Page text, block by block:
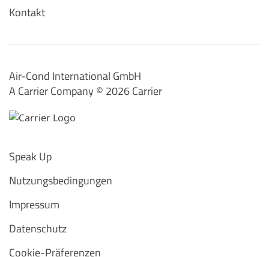
Kontakt
Air-Cond International GmbH
A Carrier Company ©️ 2026Carrier
Speak Up
Nutzungsbedingungen
Impressum
Datenschutz
Cookie-Präferenzen